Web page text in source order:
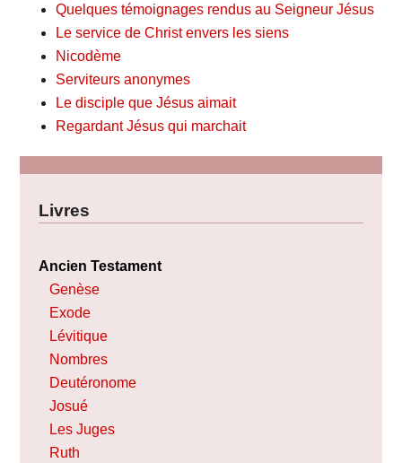
Quelques témoignages rendus au Seigneur Jésus
Le service de Christ envers les siens
Nicodème
Serviteurs anonymes
Le disciple que Jésus aimait
Regardant Jésus qui marchait
Livres
Ancien Testament
Genèse
Exode
Lévitique
Nombres
Deutéronome
Josué
Les Juges
Ruth